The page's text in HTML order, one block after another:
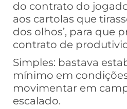
do contrato do
aos cartolas que
dos olhos’, para que
contrato de
Simples: bastava
mínimo em
movimentar em
escalado.